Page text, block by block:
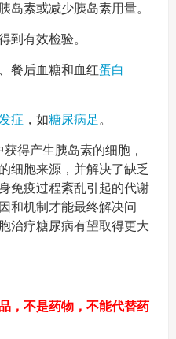
岛素或减少胰岛素用量。
到有效检验。
餐后血糖和血红蛋白
症 ，如糖尿病足 。
得产生胰岛素的细胞，
细胞来源，并解决了缺乏
免疫过程紊乱引起的代谢
和机制才能最终解决问
治疗糖尿病有望取得更大
，不是药物，不能代替药